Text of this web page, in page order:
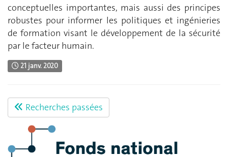
conceptuelles importantes, mais aussi des principes
robustes pour informer les politiques et ingénieries
de formation visant le développement de la sécurité
par le facteur humain.
21 janv. 2020
Recherches passées